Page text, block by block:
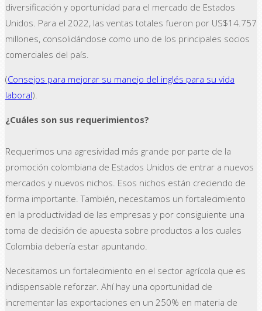
diversificación y oportunidad para el mercado de Estados
Unidos. Para el 2022, las ventas totales fueron por US$14.757
millones, consolidándose como uno de los principales socios
comerciales del país.
(Consejos para mejorar su manejo del inglés para su vida
laboral).
¿Cuáles son sus requerimientos?
Requerimos una agresividad más grande por parte de la
promoción colombiana de Estados Unidos de entrar a nuevos
mercados y nuevos nichos. Esos nichos están creciendo de
forma importante. También, necesitamos un fortalecimiento
en la productividad de las empresas y por consiguiente una
toma de decisión de apuesta sobre productos a los cuales
Colombia debería estar apuntando.
Necesitamos un fortalecimiento en el sector agrícola que es
indispensable reforzar. Ahí hay una oportunidad de
incrementar las exportaciones en un 250% en materia de